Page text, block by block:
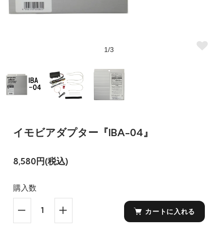
1/3
イモビアダプター『IBA-04』
8,580円(税込)
購入数
カートに入れる